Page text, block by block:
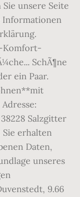
unsere Seite
Informationen
Komfort-
SchÃ¶ne
ein Paar.
Salzgitter
Sie erhalten
Daten,
unseres
9.66